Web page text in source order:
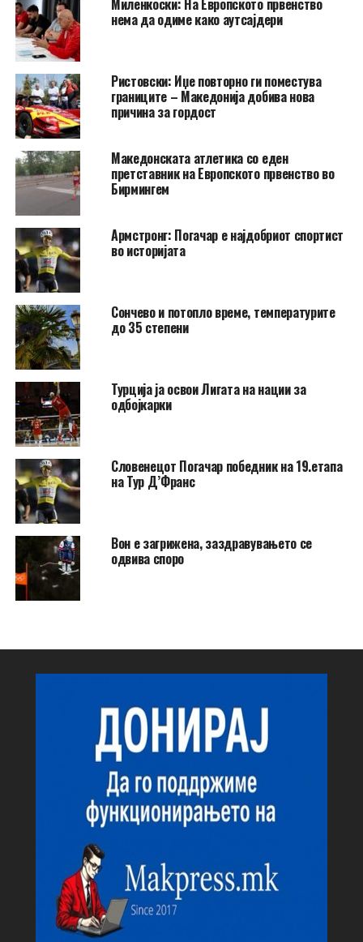
нема да одиме како аутсајдери
Ристовски: Иџе повторно ги поместува
границите – Македонија добива нова
причина за гордост
Македонската атлетика со еден
претставник на Европското првенство во
Бирмингем
Армстронг: Погачар е најдобриот спортист
во историјата
Сончево и потопло време, температурите
до 35 степени
Турција ја освои Лигата на нации за
одбојкарки
Словенецот Погачар победник на 19.етапа
на Тур Д’Франс
Вон е загрижена, заздравувањето се
одвива споро